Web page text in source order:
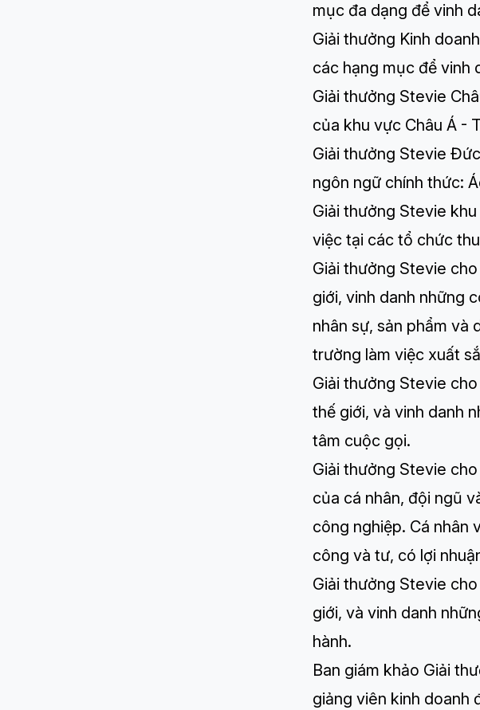
mục đa dạng để vinh
Giải thưởng Kinh
các hạng mục để vinh
Giải thưởng Stevie
của khu vực Châu Á -
Giải thưởng Stevie Đức
ngôn ngữ chính thức:
Giải thưởng Stevie
việc tại các tổ chức
Giải thưởng Stevie
giới, vinh danh những
nhân sự, sản phẩm và
trường làm việc xuất
Giải thưởng Stevie
thế giới, và vinh danh
tâm cuộc gọi.
Giải thưởng Stevie
của cá nhân, đội ngũ
công nghiệp. Cá nhân
công và tư, có lợi
Giải thưởng Stevie
giới, và vinh danh
hành.
Ban giám khảo Giải
giảng viên kinh doanh